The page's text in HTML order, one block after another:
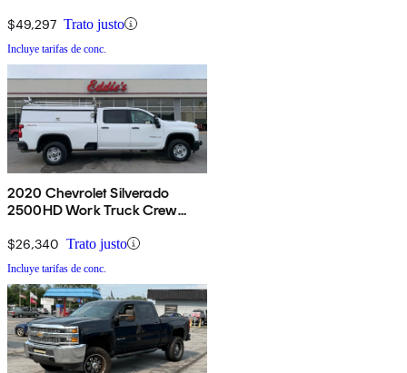
$49,297 Trato justo
Incluye tarifas de conc.
2020 Chevrolet Silverado
2500HD Work Truck Crew
$26,340 Trato justo
Incluye tarifas de conc.